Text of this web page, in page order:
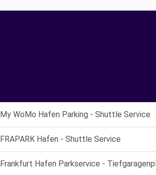
My WoMo Hafen Parking - Shuttle Service
FRAPARK Hafen - Shuttle Service
Frankfurt Hafen Parkservice -